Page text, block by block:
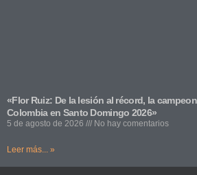
«Flor Ruiz: De la lesión al récord, la
Colombia en Santo Domingo 2026»
5 de agosto de 2026 No hay comentarios
Leer más... »